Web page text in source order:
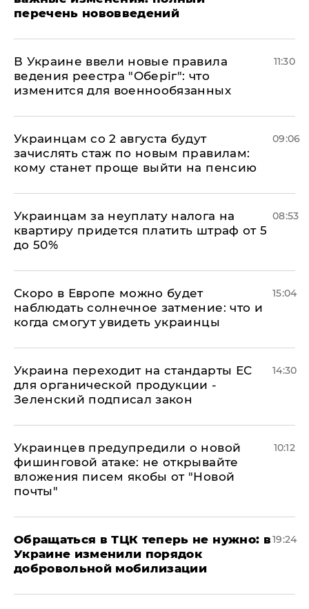
перечень нововведений
В Украине ввели новые правила
ведения реестра "Оберіг": что
изменится для военнообязанных
11:30
Украинцам со 2 августа будут
зачислять стаж по новым правилам:
кому станет проще выйти на пенсию
09:06
Украинцам за неуплату налога на
квартиру придется платить штраф от 5
до 50%
08:53
Скоро в Европе можно будет
наблюдать солнечное затмение: что и
когда смогут увидеть украинцы
15:04
Украина переходит на стандарты ЕС
для органической продукции -
Зеленский подписал закон
14:30
Украинцев предупредили о новой
фишинговой атаке: не открывайте
вложения писем якобы от "Новой
почты"
10:12
Обращаться в ТЦК теперь не нужно: в
Украине изменили порядок
добровольной мобилизации
19:24